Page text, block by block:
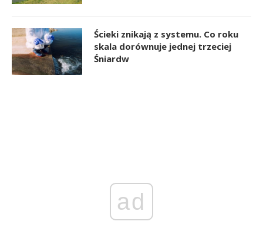
Ścieki znikają z systemu. Co roku
skala dorównuje jednej trzeciej
Śniardw
ad